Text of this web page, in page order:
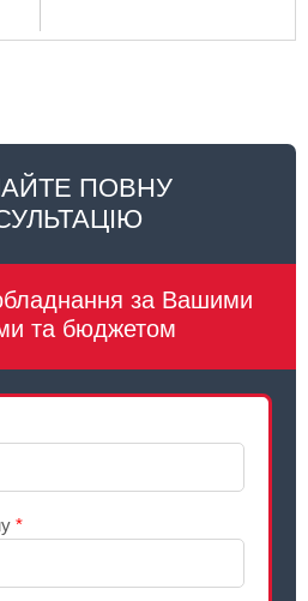
ПОВНУ
за Вашими
та бюджетом
*